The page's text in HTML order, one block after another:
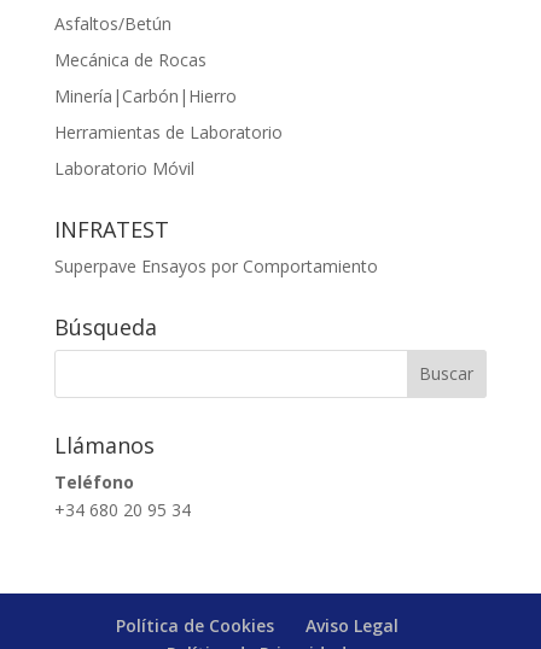
Asfaltos/Betún
Mecánica de Rocas
Minería|Carbón|Hierro
Herramientas de Laboratorio
Laboratorio Móvil
INFRATEST
Superpave Ensayos por Comportamiento
Búsqueda
Llámanos
Teléfono
+34 680 20 95 34
Política de Cookies
Aviso Legal